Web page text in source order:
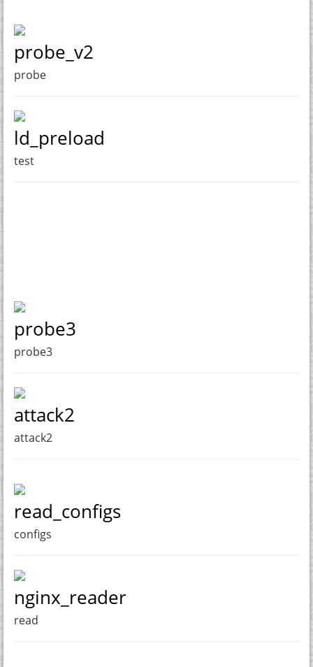
probe_v2
probe
ld_preload
test
probe3
probe3
attack2
attack2
read_configs
configs
nginx_reader
read